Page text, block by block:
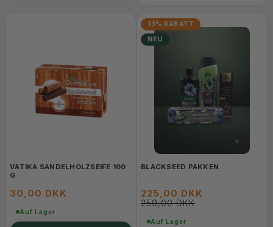
VATIKA SANDELHOLZSEIFE 100
G
30,00 DKK
Auf Lager
13% RABATT
NEU
BLACKSEED PAKKEN
225,00 DKK
259,00 DKK
Auf Lager